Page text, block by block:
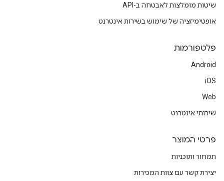
שיטות מומלצות לאבטחה ב-API
אופטימיזציה של שימוש בשירות אינטרנט
פלטפורמות
Android
iOS
Web
שירותי אינטרנט
פרטי המוצר
תמחור ותוכניות
יצירת קשר עם צוות המכירות